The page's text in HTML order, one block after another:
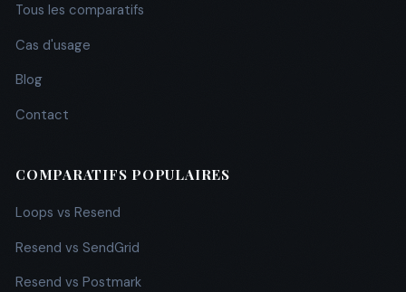
Tous les comparatifs
Cas d'usage
Blog
Contact
COMPARATIFS POPULAIRES
Loops vs Resend
Resend vs SendGrid
Resend vs Postmark